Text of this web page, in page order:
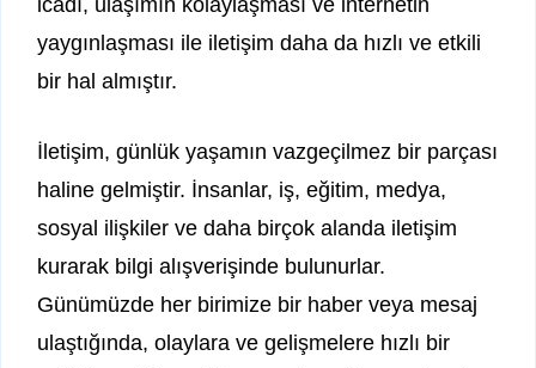
icadı, ulaşımın kolaylaşması ve internetin
yaygınlaşması ile iletişim daha da hızlı ve etkili
bir hal almıştır.
İletişim, günlük yaşamın vazgeçilmez bir parçası
haline gelmiştir. İnsanlar, iş, eğitim, medya,
sosyal ilişkiler ve daha birçok alanda iletişim
kurarak bilgi alışverişinde bulunurlar.
Günümüzde her birimize bir haber veya mesaj
ulaştığında, olaylara ve gelişmelere hızlı bir